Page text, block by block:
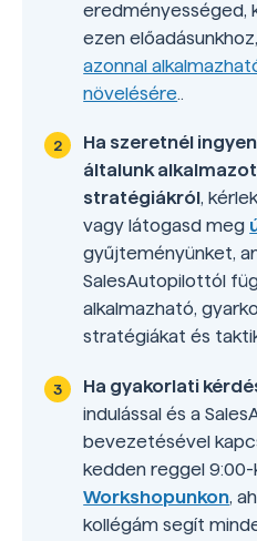
eredményességed,
ezen
azonnal
növelésére..
Ha szeretnél
általunk
stratégiákról,
vagy látogasd meg
gyűjteményünket,
SalesAutopilottól
alkalmazható,
stratégiákat és
Ha gyakorlati
indulással és a
bevezetésével
kedden reggel 9:00-
Workshopunkon,
kollégám segít